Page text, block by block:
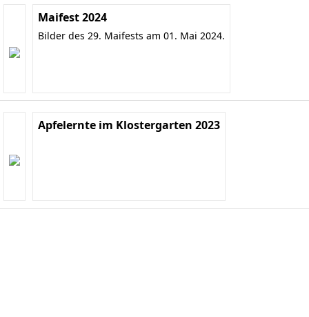
Maifest 2024
Bilder des 29. Maifests am 01. Mai 2024.
Apfelernte im Klostergarten 2023